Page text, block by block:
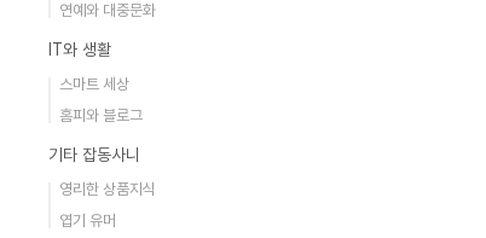
연예와 대중문화
IT와 생활
스마트 세상
홈피와 블로그
기타 잡동사니
영리한 상품지식
엽기 유머